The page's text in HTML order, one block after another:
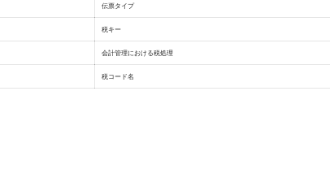
伝票タイプ
税キー
会計管理における税処理
税コード名